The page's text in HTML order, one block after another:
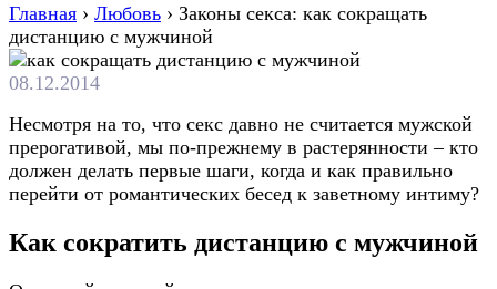
Главная › Любовь › Законы секса: как сокращать
дистанцию с мужчиной
08.12.2014
Несмотря на то, что секс давно не считается мужской
прерогативой, мы по-прежнему в растерянности – кто
должен делать первые шаги, когда и как правильно
перейти от романтических бесед к заветному интиму?
Как сократить дистанцию с мужчиной